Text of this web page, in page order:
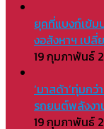
ยุคที่แบงก์เข้ม
งอสังหาฯ เปลี่
19 กุมภาพันธ์
‘มาสด้า’ทุ่มก
รถยนต์พลังง
19 กุมภาพันธ์